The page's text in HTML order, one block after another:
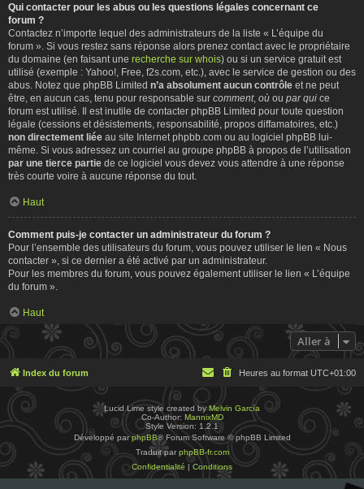
Qui contacter pour les abus ou les questions légales concernant ce
forum ?
Contactez n’importe lequel des administrateurs de la liste « L’équipe du
forum ». Si vous restez sans réponse alors prenez contact avec le propriétaire
du domaine (en faisant une recherche sur whois) ou si un service gratuit est
utilisé (exemple : Yahoo!, Free, f2s.com, etc.), avec le service de gestion ou des
abus. Notez que phpBB Limited n’a absolument aucun contrôle et ne peut
être, en aucun cas, tenu pour responsable sur comment, où ou par qui ce
forum est utilisé. Il est inutile de contacter phpBB Limited pour toute question
légale (cessions et désistements, responsabilité, propos diffamatoires, etc.)
non directement liée au site Internet phpbb.com ou au logiciel phpBB lui-
même. Si vous adressez un courriel au groupe phpBB à propos de l’utilisation
par une tierce partie de ce logiciel vous devez vous attendre à une réponse
très courte voire à aucune réponse du tout.
Haut
Comment puis-je contacter un administrateur du forum ?
Pour l’ensemble des utilisateurs du forum, vous pouvez utiliser le lien « Nous
contacter », si ce dernier a été activé par un administrateur.
Pour les membres du forum, vous pouvez également utiliser le lien « L’équipe
du forum ».
Haut
Aller à
Index du forum Heures au format UTC+01:00
Lucid Lime style created byMelvin García
Co-Author: MannixMD
Style Version: 1.2.1
Développé parphpBB® Forum Software © phpBB Limited
Traduit par phpBB-fr.com
Confidentialité | Conditions